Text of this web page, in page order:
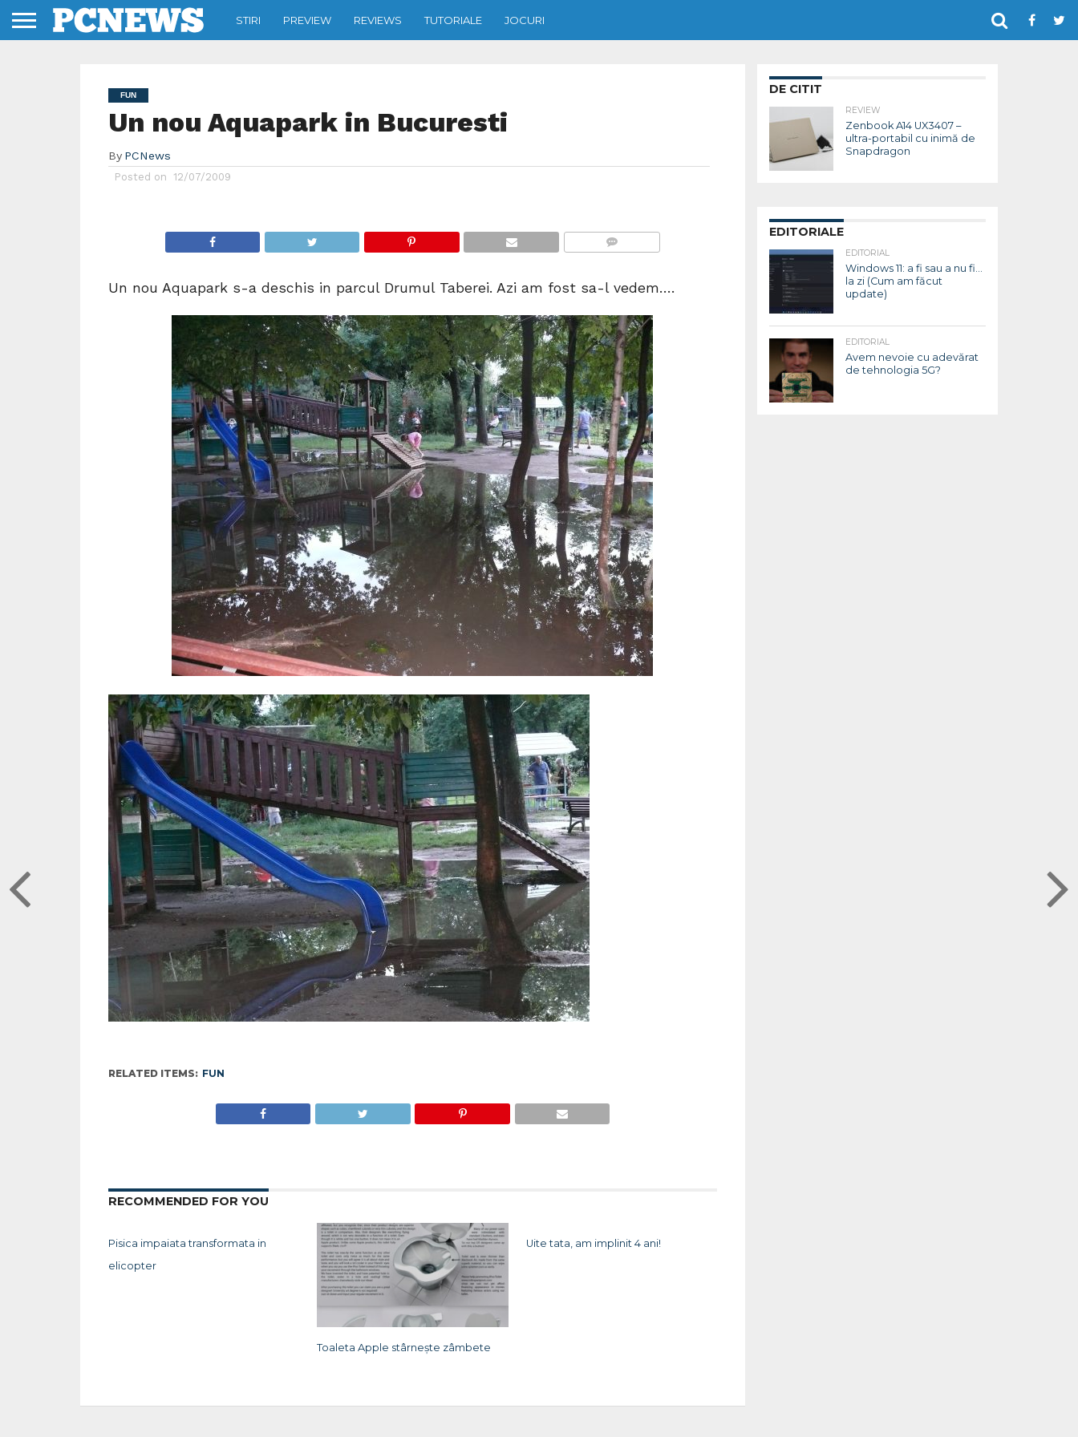
STIRI PREVIEW REVIEWS TUTORIALE JOCURI
FUN
Un nou Aquapark in Bucuresti
By PCNews
Posted on 12/07/2009
Un nou Aquapark s-a deschis in parcul Drumul Taberei. Azi am fost sa-l vedem….
RELATED ITEMS: FUN
RECOMMENDED FOR YOU
Pisica impaiata transformata in
elicopter
Toaleta Apple stârnește zâmbete
Uite tata, am implinit 4 ani!
DE CITIT
REVIEW
Zenbook A14 UX3407 –
ultra-portabil cu inimă de
Snapdragon
EDITORIALE
EDITORIAL
Windows 11: a fi sau a nu fi…
la zi (Cum am făcut
update)
EDITORIAL
Avem nevoie cu adevărat
de tehnologia 5G?